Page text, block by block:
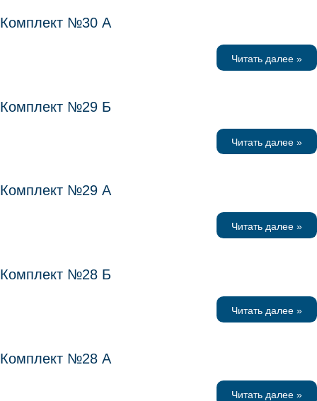
Комплект №30 А
Читать далее »
Комплект №29 Б
Читать далее »
Комплект №29 А
Читать далее »
Комплект №28 Б
Читать далее »
Комплект №28 А
Читать далее »